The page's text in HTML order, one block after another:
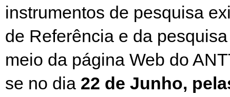
instrumentos de pesquisa
de Referência e da
meio da página Web do
se no dia 22 de Junho,